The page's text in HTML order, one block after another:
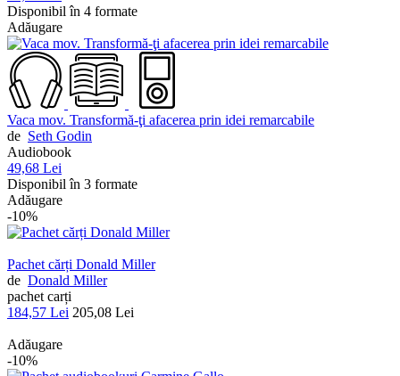
Disponibil în 4 formate
Adăugare
Vaca mov. Transformă-ţi afacerea prin idei remarcabile
de Seth Godin
Audiobook
49,68 Lei
Disponibil în 3 formate
Adăugare
-10%
Pachet cărți Donald Miller
de Donald Miller
pachet carți
184,57 Lei 205,08 Lei
Adăugare
-10%